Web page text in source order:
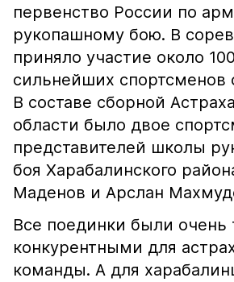
первенство России по
рукопашному бою. В
приняло участие около
сильнейших спортсменов
В составе сборной
области было двое
представителей школы
боя Харабалинского
Маденов и Арслан
Все поединки были
конкурентными для
команды. А для